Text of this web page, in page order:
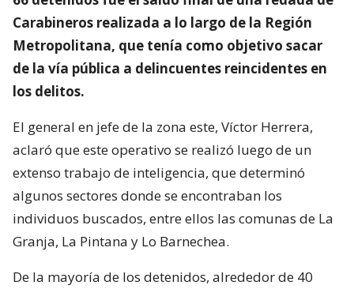
Carabineros realizada a lo largo de la Región
Metropolitana, que tenía como objetivo sacar
de la vía pública a delincuentes reincidentes en
los delitos.
El general en jefe de la zona este, Víctor Herrera,
aclaró que este operativo se realizó luego de un
extenso trabajo de inteligencia, que determinó
algunos sectores donde se encontraban los
individuos buscados, entre ellos las comunas de La
Granja, La Pintana y Lo Barnechea.
De la mayoría de los detenidos, alrededor de 40